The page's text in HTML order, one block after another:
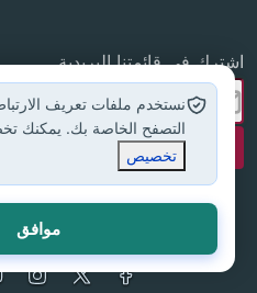
اشترك في قائمتنا البريدية
جميع الحقوق محفوظة لموقع
نستخدم ملفات تعريف
التصفح الخاصة بك. يمكنك
تخصيص
موافق